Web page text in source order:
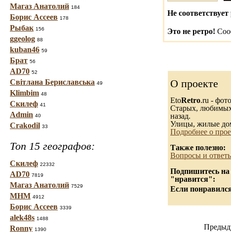
Магаз Анатолий 184
Борис Ассеев 178
Рыбак 156
ggeolog 88
kuban46 59
Брат 56
AD70 52
Світлана Бериславська 49
Klimbim 48
Скилеф 41
Admin 40
Crakodil 33
Топ 15 географов:
Скилеф 22332
AD70 7819
Магаз Анатолий 7529
МНМ 4912
Борис Ассеев 3339
alek48s 1488
Ronny 1390
Не соответствует
Это не ретро!
О проекте
EtoRetro.ru -
Старых,
назад.
Улицы, жилые
Подробнее о
Также полезно:
Вопросы и
Подпишитесь на
"нравится":
Если